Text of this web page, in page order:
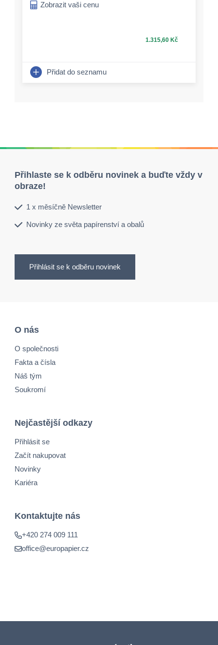
Zobrazit vaši cenu
1.315,60 Kč
Přidat do seznamu
Přihlaste se k odběru novinek a buďte vždy v
obraze!
1 x měsíčně Newsletter
Novinky ze světa papírenství a obalů
Přihlásit se k odběru novinek
O nás
O společnosti
Fakta a čísla
Náš tým
Soukromí
Nejčastější odkazy
Přihlásit se
Začít nakupovat
Novinky
Kariéra
Kontaktujte nás
+420 274 009 111
office@europapier.cz